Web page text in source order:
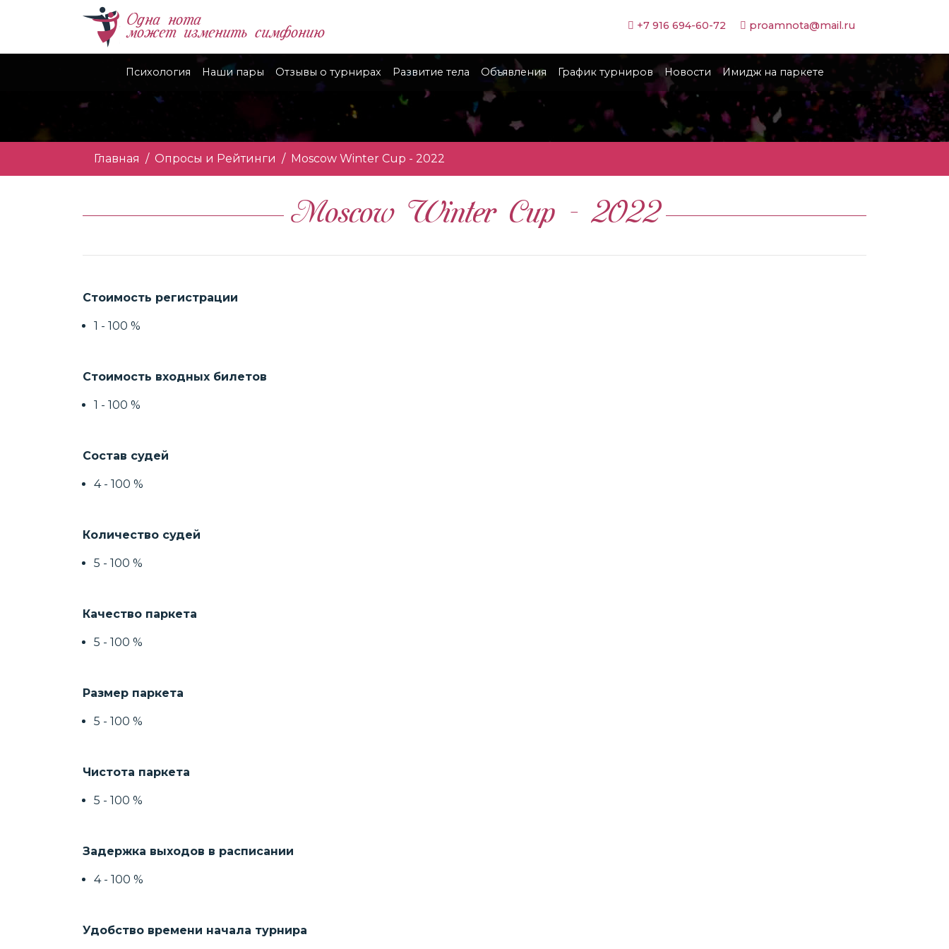
Одна нота
может изменить симфонию +7 916 694-60-72 proamnota@mail.ru
Психология Наши пары Отзывы о турнирах Развитие тела Объявления График турниров Новости Имидж на паркете
Главная Опросы и Рейтинги Moscow Winter Cup - 2022
Moscow Winter Cup - 2022
Стоимость регистрации
1 - 100 %
Стоимость входных билетов
1 - 100 %
Состав судей
4 - 100 %
Количество судей
5 - 100 %
Качество паркета
5 - 100 %
Размер паркета
5 - 100 %
Чистота паркета
5 - 100 %
Задержка выходов в расписании
4 - 100 %
Удобство времени начала турнира